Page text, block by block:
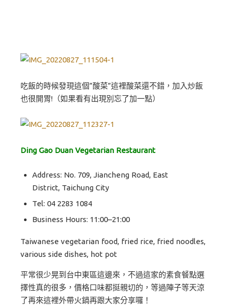
吃飯的時候發現這個”酸菜”這裡酸菜還不錯，加入炒飯
也很開胃!（如果看有出現別忘了加一點）
Ding Gao Duan Vegetarian Restaurant
Address: No. 709, Jiancheng Road, East
District, Taichung City
Tel: 04 2283 1084
Business Hours: 11:00–21:00
Taiwanese vegetarian food, fried rice, fried noodles,
various side dishes, hot pot
平常很少晃到台中東區這邊來，不過這家的素食餐點選
擇性真的很多，價格口味都挺親切的，等過陣子等天涼
了再來這裡外帶火鍋再跟大家分享囉！